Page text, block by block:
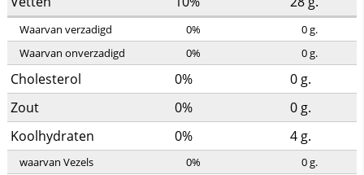
Waarvan verzadigd 0% 0g.
Waarvan onverzadigd
0% 0g.
Cholesterol 0% 0 g.
Zout
0% 0 g.
Koolhydraten
0% 4 g.
waarvan Vezels 0% 0g.